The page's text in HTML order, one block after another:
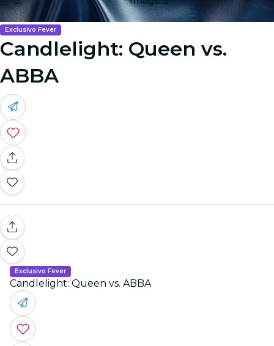
Exclusivo Fever
Candlelight: Queen vs.
ABBA
Exclusivo Fever
Candlelight: Queen vs. ABBA